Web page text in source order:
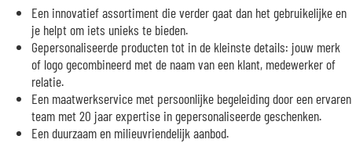
Een innovatief assortiment die verder gaat dan het gebruikelijke en
je helpt om iets unieks te bieden.
Gepersonaliseerde producten tot in de kleinste details: jouw merk
of logo gecombineerd met de naam van een klant, medewerker of
relatie.
Een maatwerkservice met persoonlijke begeleiding door een ervaren
team met 20 jaar expertise in gepersonaliseerde geschenken.
Een duurzaam en milieuvriendelijk aanbod.